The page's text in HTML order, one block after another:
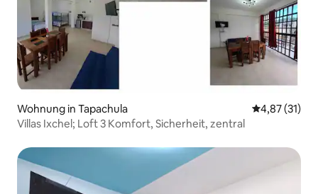
Wohnung in Tapachula
4,87 (31)
Villas Ixchel; Loft 3 Komfort, Sicherheit, zentral